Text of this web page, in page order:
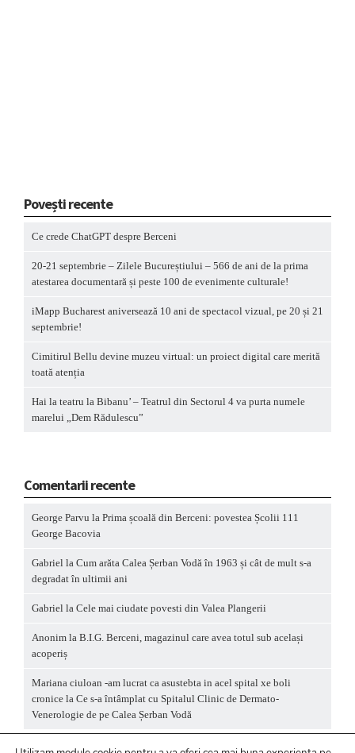
Povești recente
Ce crede ChatGPT despre Berceni
20-21 septembrie – Zilele Bucureștiului – 566 de ani de la prima
atestarea documentară și peste 100 de evenimente culturale!
iMapp Bucharest aniversează 10 ani de spectacol vizual, pe 20 și 21
septembrie!
Cimitirul Bellu devine muzeu virtual: un proiect digital care merită
toată atenția
Hai la teatru la Bibanu’ – Teatrul din Sectorul 4 va purta numele
marelui „Dem Rădulescu”
Comentarii recente
George Parvu la Prima școală din Berceni: povestea Școlii 111
George Bacovia
Gabriel la Cum arăta Calea Șerban Vodă în 1963 și cât de mult s-a
degradat în ultimii ani
Gabriel la Cele mai ciudate povesti din Valea Plangerii
Anonim la B.I.G. Berceni, magazinul care avea totul sub același
acoperiș
Mariana ciuloan -am lucrat ca asustebta in acel spital xe boli
cronice la Ce s-a întâmplat cu Spitalul Clinic de Dermato-
Venerologie de pe Calea Șerban Vodă